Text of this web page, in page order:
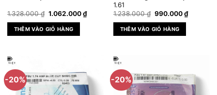
1.328.000₫ Giá
là:
1.328.000 ₫.
1.062.000₫Giá
hiện
1.062.000 ₫.
THÊM VÀO GIỎ HÀNG
1.61
1.238.000₫ Giá
là:
1.238.000 ₫.
990.000₫Giá
hiện
THÊM VÀO GIỎ HÀNG
-20% -20%